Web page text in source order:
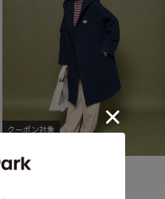
クーポン対象
DANTON